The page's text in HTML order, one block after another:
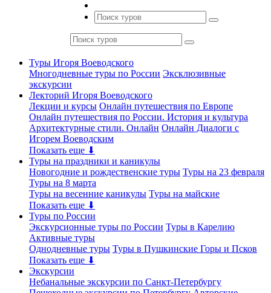
Туры Игоря Воеводского
Многодневные туры по России Эксклюзивные
экскурсии
Лекторий Игоря Воеводского
Лекции и курсы Онлайн путешествия по Европе
Онлайн путешествия по России. История и культура
Архитектурные стили. Онлайн Онлайн Диалоги с
Игорем Воеводским
Показать еще ⬇
Туры на праздники и каникулы
Новогодние и рождественские туры Туры на 23 февраля
Туры на 8 марта
Туры на весенние каникулы Туры на майские
Показать еще ⬇
Туры по России
Экскурсионные туры по России Туры в Карелию
Активные туры
Однодневные туры Туры в Пушкинские Горы и Псков
Показать еще ⬇
Экскурсии
Небанальные экскурсии по Санкт-Петербургу